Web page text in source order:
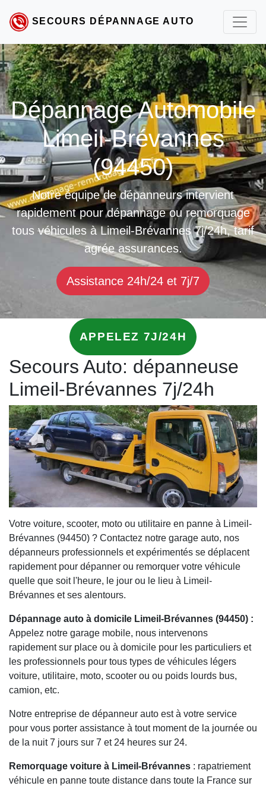
SECOURS DÉPANNAGE AUTO
Dépannage Automobile
Limeil-Brévannes
(94450)
Notre équipe de dépanneurs intervient
rapidement pour dépannage ou remorquage
tous véhicules à Limeil-Brévannes 7j/24h, tarif
agrée assurances.
Assistance 24h/24 et 7j/7
APPELEZ 7J/24H
Secours Auto: dépanneuse
Limeil-Brévannes 7j/24h
Votre voiture, scooter, moto ou utilitaire en panne à Limeil-
Brévannes (94450) ? Contactez notre garage auto, nos
dépanneurs professionnels et expérimentés se déplacent
rapidement pour dépanner ou remorquer votre véhicule
quelle que soit l'heure, le jour ou le lieu à Limeil-
Brévannes et ses alentours.
Dépannage auto à domicile Limeil-Brévannes (94450) :
Appelez notre garage mobile, nous intervenons
rapidement sur place ou à domicile pour les particuliers et
les professionnels pour tous types de véhicules légers
voiture, utilitaire, moto, scooter ou ou poids lourds bus,
camion, etc.
Notre entreprise de dépanneur auto est à votre service
pour vous porter assistance à tout moment de la journée ou
de la nuit 7 jours sur 7 et 24 heures sur 24.
Remorquage voiture à Limeil-Brévannes : rapatriement
véhicule en panne toute distance dans toute la France sur